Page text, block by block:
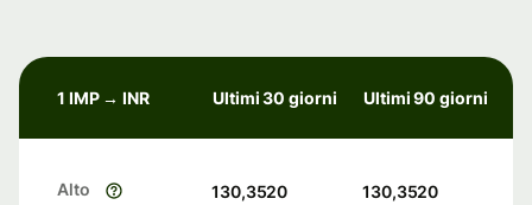
1 IMP → INR Ultimi 30 giorni Ultimi 90 giorni
Alto 130,3520 130,3520